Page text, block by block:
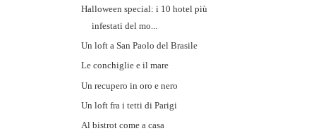
Halloween special: i 10 hotel più
infestati del mo...
Un loft a San Paolo del Brasile
Le conchiglie e il mare
Un recupero in oro e nero
Un loft fra i tetti di Parigi
Al bistrot come a casa